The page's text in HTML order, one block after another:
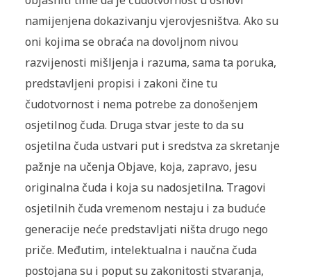
namijenjena dokazivanju vjerovjesništva. Ako su
oni kojima se obraća na dovoljnom nivou
razvijenosti mišljenja i razuma, sama ta poruka,
predstavljeni propisi i zakoni čine tu
čudotvornost i nema potrebe za donošenjem
osjetilnog čuda. Druga stvar jeste to da su
osjetilna čuda ustvari put i sredstva za skretanje
pažnje na učenja Objave, koja, zapravo, jesu
originalna čuda i koja su nadosjetilna. Tragovi
osjetilnih čuda vremenom nestaju i za buduće
generacije neće predstavljati ništa drugo nego
priče. Međutim, intelektualna i naučna čuda
postojana su i poput su zakonitosti stvaranja,